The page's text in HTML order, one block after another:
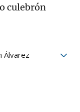
culebrón
Álvarez